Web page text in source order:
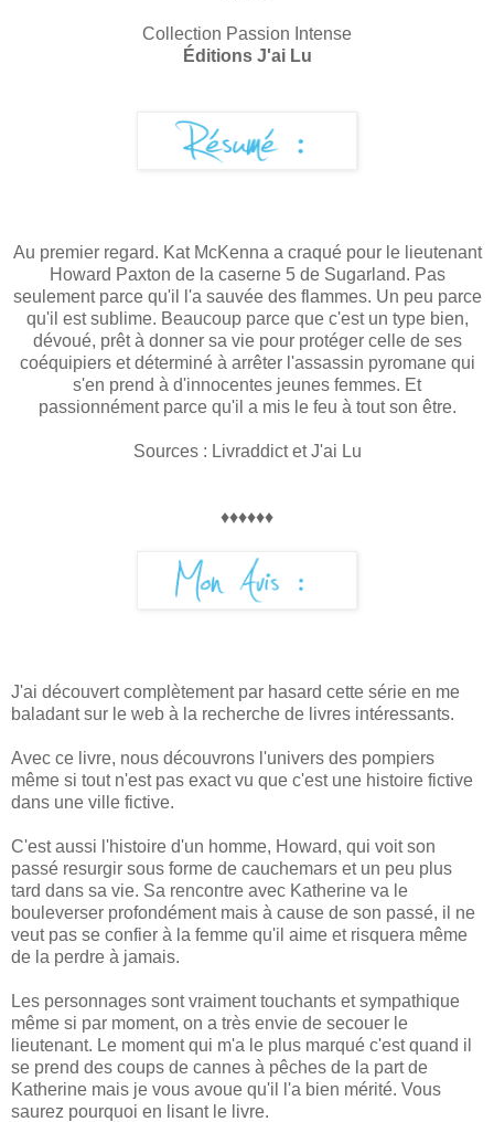
Collection Passion Intense
Éditions J'ai Lu
Au premier regard. Kat McKenna a craqué pour le lieutenant
Howard Paxton de la caserne 5 de Sugarland. Pas
seulement parce qu'il l'a sauvée des flammes. Un peu parce
qu'il est sublime. Beaucoup parce que c'est un type bien,
dévoué, prêt à donner sa vie pour protéger celle de ses
coéquipiers et déterminé à arrêter l'assassin pyromane qui
s'en prend à d'innocentes jeunes femmes. Et
passionnément parce qu'il a mis le feu à tout son être.
Sources : Livraddict et J'ai Lu
♦♦♦♦♦♦
J'ai découvert complètement par hasard cette série en me
baladant sur le web à la recherche de livres intéressants.
Avec ce livre, nous découvrons l'univers des pompiers
même si tout n'est pas exact vu que c'est une histoire fictive
dans une ville fictive.
C'est aussi l'histoire d'un homme, Howard, qui voit son
passé resurgir sous forme de cauchemars et un peu plus
tard dans sa vie. Sa rencontre avec Katherine va le
bouleverser profondément mais à cause de son passé, il ne
veut pas se confier à la femme qu'il aime et risquera même
de la perdre à jamais.
Les personnages sont vraiment touchants et sympathique
même si par moment, on a très envie de secouer le
lieutenant. Le moment qui m'a le plus marqué c'est quand il
se prend des coups de cannes à pêches de la part de
Katherine mais je vous avoue qu'il l'a bien mérité. Vous
saurez pourquoi en lisant le livre.